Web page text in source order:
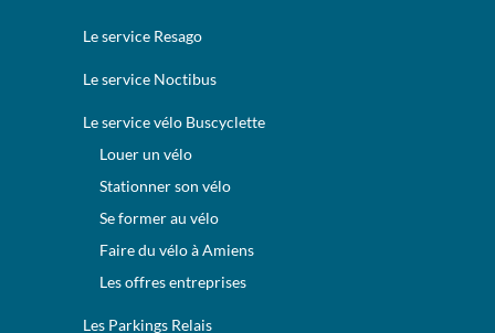
Le service Resago
Le service Noctibus
Le service vélo Buscyclette
Louer un vélo
Stationner son vélo
Se former au vélo
Faire du vélo à Amiens
Les offres entreprises
Les Parkings Relais